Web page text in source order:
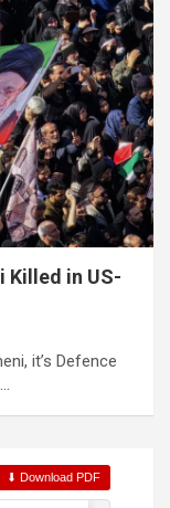
Killed in US-
it’s Defence
⬇ Download PDF